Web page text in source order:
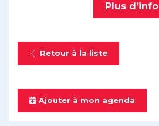
Plus d’info
Retour à la liste
Ajouter à mon agenda